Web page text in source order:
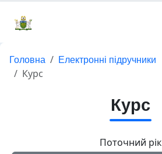
Головна Електронні підручники
Курс
Курс
Поточний рік